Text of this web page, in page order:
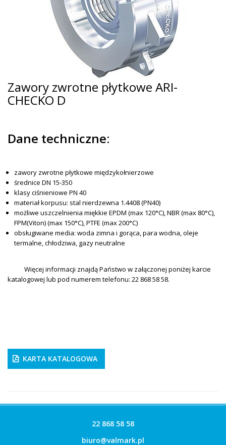
Zawory zwrotne płytkowe ARI-
CHECKO D
Dane techniczne:
zawory zwrotne płytkowe międzykołnierzowe
średnice DN 15-350
klasy ciśnieniowe PN 40
materiał korpusu: stal nierdzewna 1.4408 (PN40)
możliwe uszczelnienia miękkie EPDM (max 120°C), NBR (max 80°C),
FPM(Viton) (max 150°C), PTFE (max 200°C)
obsługiwane media: woda zimna i gorąca, para wodna, oleje
termalne, chłodziwa, gazy neutralne
Więcej informacji znajdą Państwo w załączonej poniżej karcie
katalogowej lub pod numerem telefonu: 22 868 58 58.
KARTA KATALOGOWA
22 868 58 58
biuro@valmark.pl